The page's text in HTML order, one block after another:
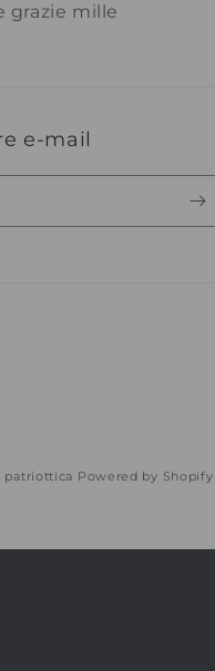
grazie mille
e-mail
patriottica Powered by Shopify